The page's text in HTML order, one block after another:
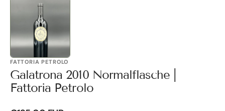
FATTORIA PETROLO
Galatrona 2010 Normalflasche |
Fattoria Petrolo